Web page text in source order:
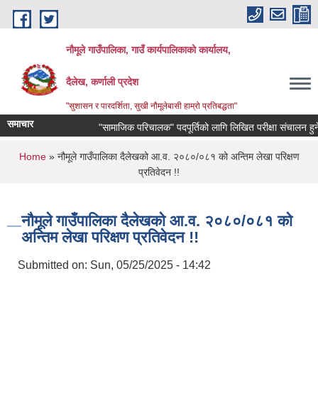
Skip to main content
नौमूले गाउँपालिका, गाउँ कार्यपालिकाको कार्यालय,
दैलेख, कर्णाली प्रदेश
"सुशासन र पारदर्शिता, सुखी नौमूलेबासी हाम्रो प्रतिबद्धता"
समाचार "सामाजिक परिचालक" पदपूर्तिको लागि लिखित परीक्षा संचालन हुने
You are here
Home» नौमूले गाउँपालिका दैलेखको आ.व. २०८०/०८१ को अन्तिम लेखा परिक्षण
प्रतिवेदन !!
नौमूले गाउँपालिका दैलेखको आ.व. २०८०/०८१ को
अन्तिम लेखा परिक्षण प्रतिवेदन !!
Submitted on: Sun, 05/25/2025 - 14:42